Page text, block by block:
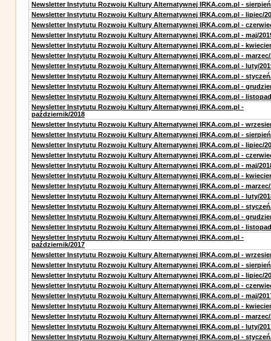
Newsletter Instytutu Rozwoju Kultury Alternatywnej IRKA.com.pl -
Newsletter Instytutu Rozwoju Kultury Alternatywnej IRKA.com.pl - lipiec/
Newsletter Instytutu Rozwoju Kultury Alternatywnej IRKA.com.pl -
Newsletter Instytutu Rozwoju Kultury Alternatywnej IRKA.com.pl - maj/
Newsletter Instytutu Rozwoju Kultury Alternatywnej IRKA.com.pl -
Newsletter Instytutu Rozwoju Kultury Alternatywnej IRKA.com.pl - marzec/
Newsletter Instytutu Rozwoju Kultury Alternatywnej IRKA.com.pl - luty/
Newsletter Instytutu Rozwoju Kultury Alternatywnej IRKA.com.pl -
Newsletter Instytutu Rozwoju Kultury Alternatywnej IRKA.com.pl -
Newsletter Instytutu Rozwoju Kultury Alternatywnej IRKA.com.pl -
Newsletter Instytutu Rozwoju Kultury Alternatywnej IRKA.com.pl -
październik/2018
Newsletter Instytutu Rozwoju Kultury Alternatywnej IRKA.com.pl -
Newsletter Instytutu Rozwoju Kultury Alternatywnej IRKA.com.pl -
Newsletter Instytutu Rozwoju Kultury Alternatywnej IRKA.com.pl - lipiec/
Newsletter Instytutu Rozwoju Kultury Alternatywnej IRKA.com.pl -
Newsletter Instytutu Rozwoju Kultury Alternatywnej IRKA.com.pl - maj/
Newsletter Instytutu Rozwoju Kultury Alternatywnej IRKA.com.pl -
Newsletter Instytutu Rozwoju Kultury Alternatywnej IRKA.com.pl - marzec/
Newsletter Instytutu Rozwoju Kultury Alternatywnej IRKA.com.pl - luty/
Newsletter Instytutu Rozwoju Kultury Alternatywnej IRKA.com.pl -
Newsletter Instytutu Rozwoju Kultury Alternatywnej IRKA.com.pl -
Newsletter Instytutu Rozwoju Kultury Alternatywnej IRKA.com.pl -
Newsletter Instytutu Rozwoju Kultury Alternatywnej IRKA.com.pl -
październik/2017
Newsletter Instytutu Rozwoju Kultury Alternatywnej IRKA.com.pl -
Newsletter Instytutu Rozwoju Kultury Alternatywnej IRKA.com.pl -
Newsletter Instytutu Rozwoju Kultury Alternatywnej IRKA.com.pl - lipiec/
Newsletter Instytutu Rozwoju Kultury Alternatywnej IRKA.com.pl -
Newsletter Instytutu Rozwoju Kultury Alternatywnej IRKA.com.pl - maj/
Newsletter Instytutu Rozwoju Kultury Alternatywnej IRKA.com.pl -
Newsletter Instytutu Rozwoju Kultury Alternatywnej IRKA.com.pl - marzec/
Newsletter Instytutu Rozwoju Kultury Alternatywnej IRKA.com.pl - luty/
Newsletter Instytutu Rozwoju Kultury Alternatywnej IRKA.com.pl -